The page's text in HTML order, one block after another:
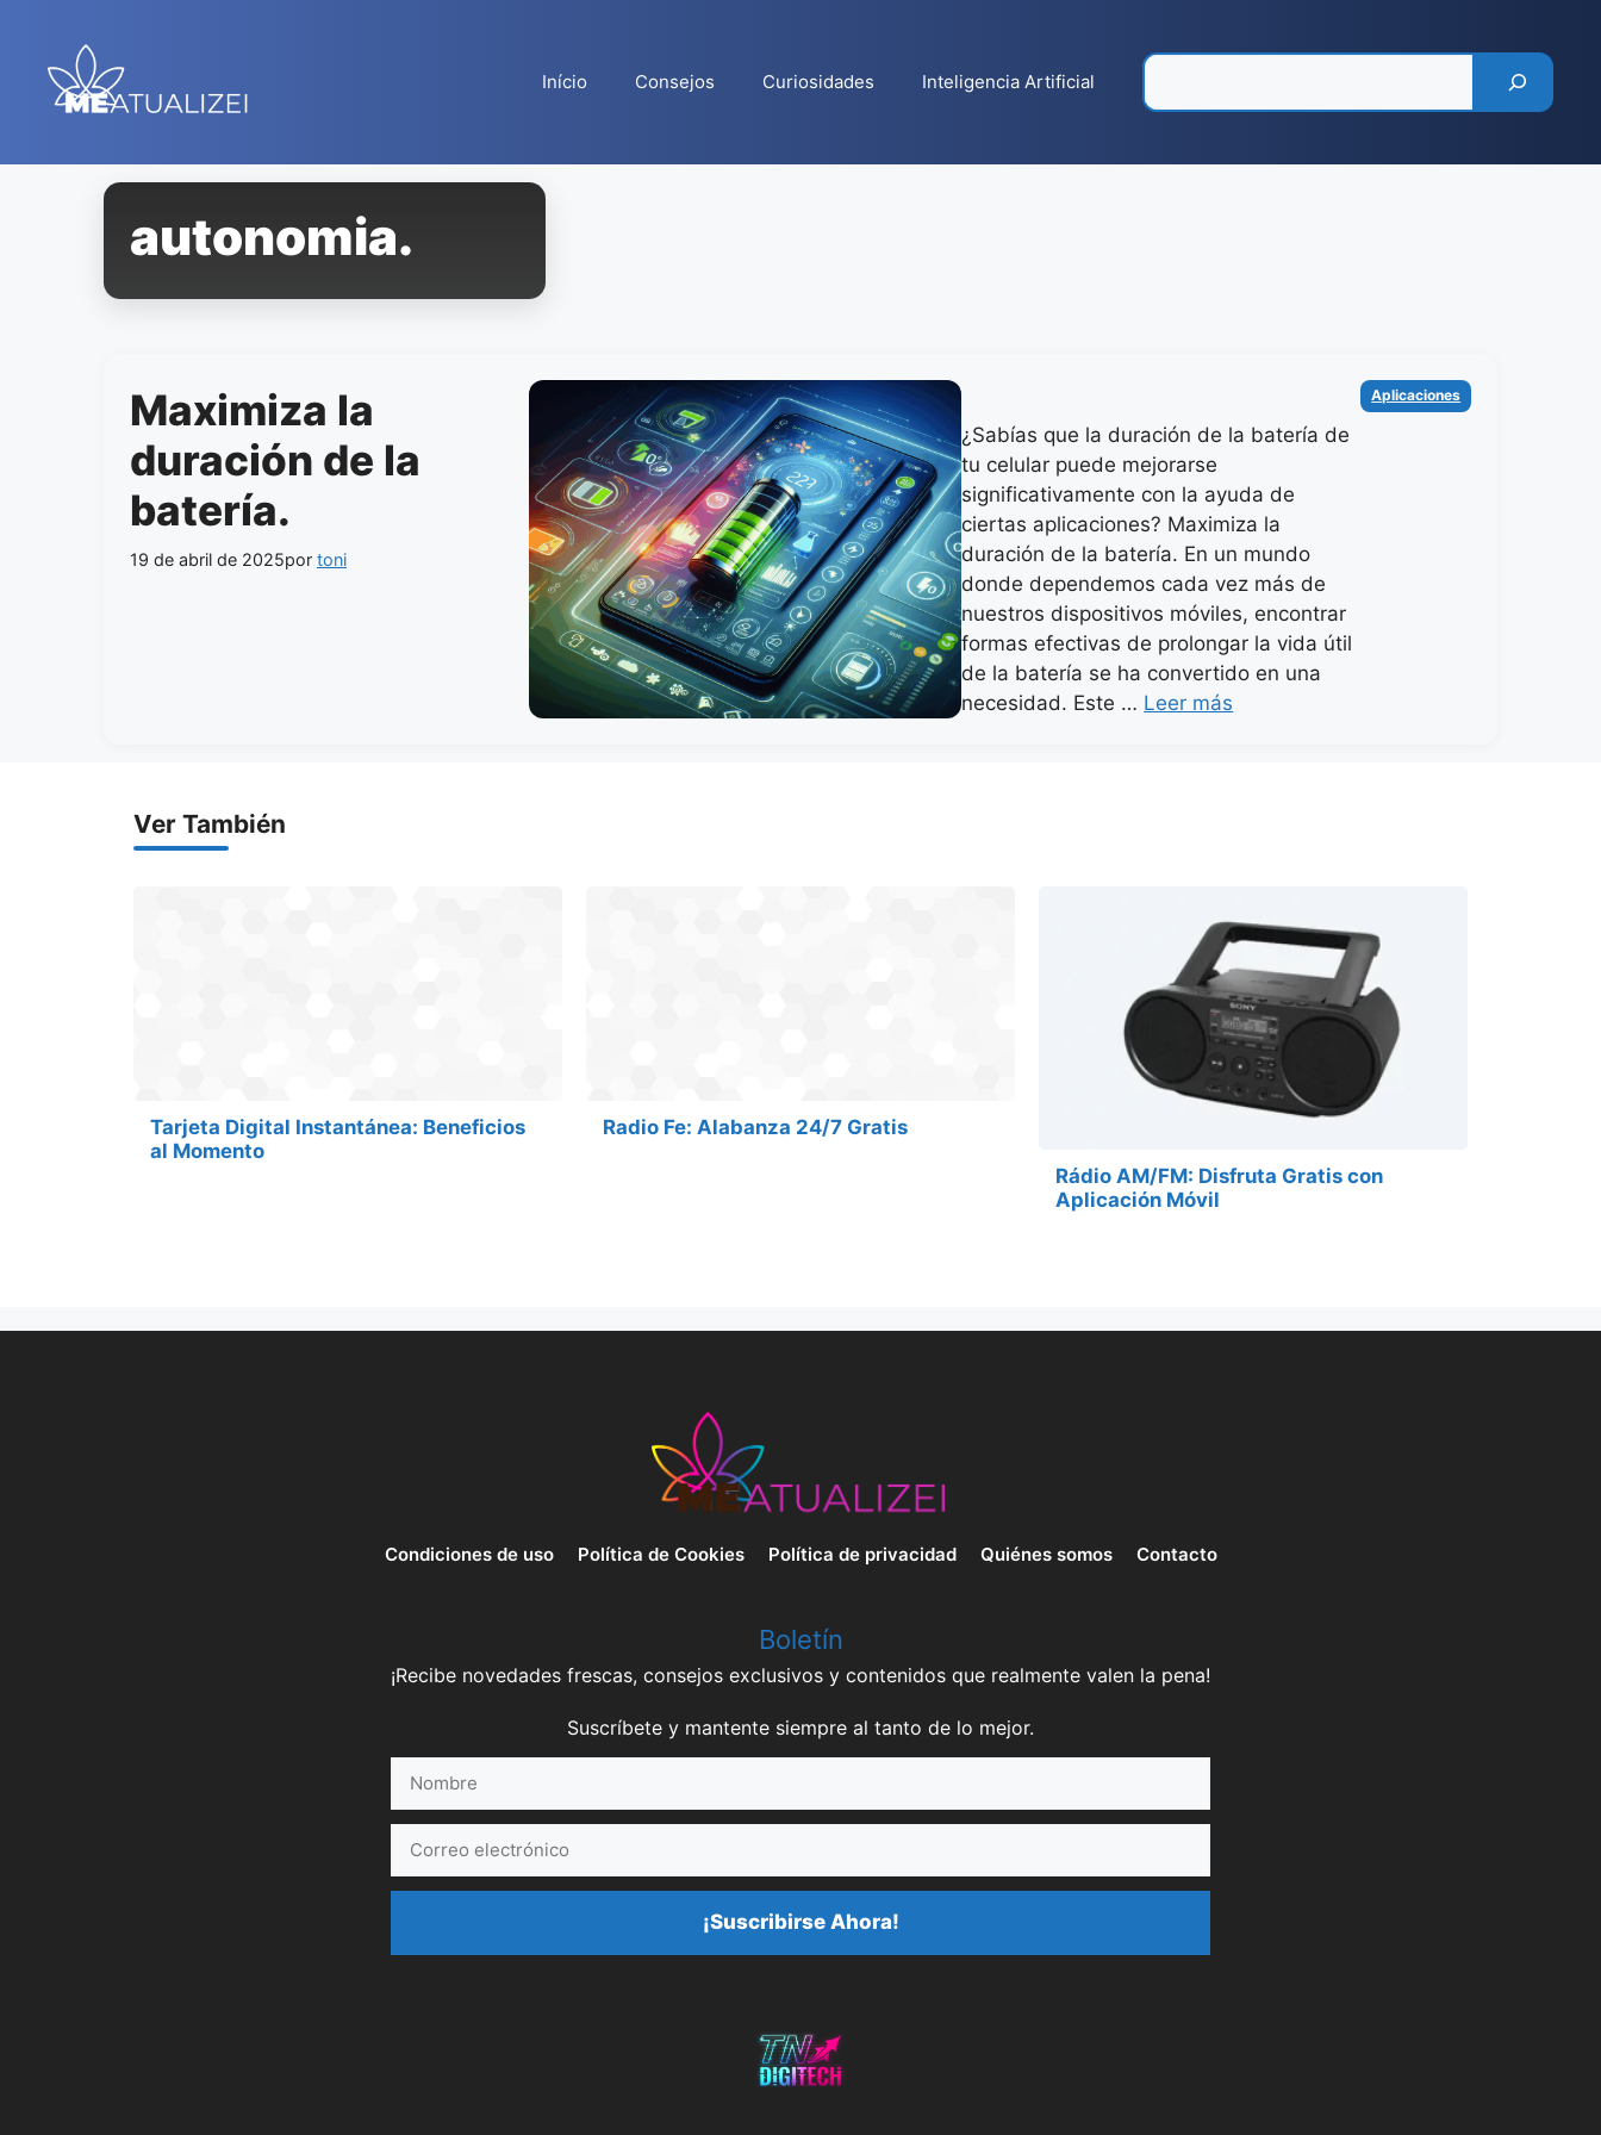
contenido
Início Consejos Curiosidades Inteligencia Artificial
autonomia.
Maximiza la
duración de la
batería.
19 de abril de 2025por toni
¿Sabías que la duración de la batería de
tu celular puede mejorarse
significativamente con la ayuda de
ciertas aplicaciones? Maximiza la
duración de la batería. En un mundo
donde dependemos cada vez más de
nuestros dispositivos móviles, encontrar
formas efectivas de prolongar la vida útil
de la batería se ha convertido en una
necesidad. Este … Leer más
Categorías
Aplicaciones
Ver También
Tarjeta Digital Instantánea: Beneficios
al Momento
Radio Fe: Alabanza 24/7 Gratis
Rádio AM/FM: Disfruta Gratis con
Aplicación Móvil
Condiciones de uso Política de Cookies Política de privacidad Quiénes somos Contacto
Boletín
¡Recibe novedades frescas, consejos exclusivos y contenidos que realmente valen la pena!
Suscríbete y mantente siempre al tanto de lo mejor.
electrónico
¡Suscribirse Ahora!